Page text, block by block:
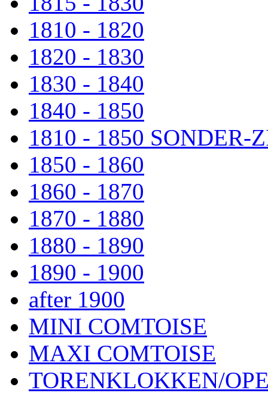
1810 - 1820
1820 - 1830
1830 - 1840
1840 - 1850
1810 - 1850 SONDER-
1850 - 1860
1860 - 1870
1870 - 1880
1880 - 1890
1890 - 1900
after 1900
MINI COMTOISE
MAXI COMTOISE
TORENKLOKKEN/